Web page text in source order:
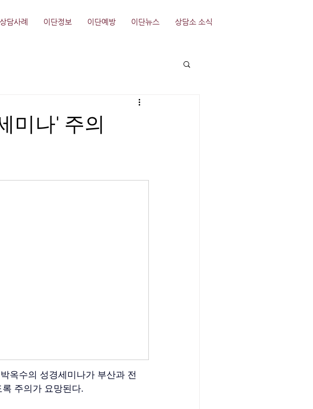
상담사례 이단정보 이단예방 이단뉴스 상담소 소식
미나' 주의
옥수의 성경세미나가 부산과 전
주의가 요망된다.